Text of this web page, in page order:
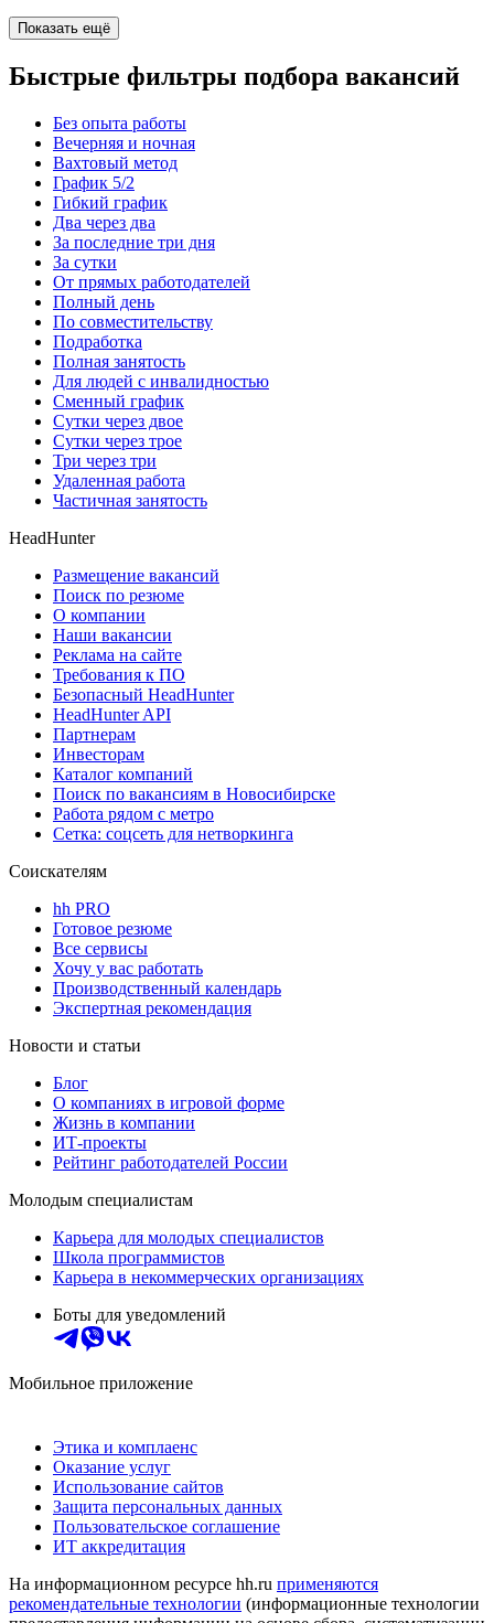
Показать ещё
Быстрые фильтры подбора вакансий
Без опыта работы
Вечерняя и ночная
Вахтовый метод
График 5/2
Гибкий график
Два через два
За последние три дня
За сутки
От прямых работодателей
Полный день
По совместительству
Подработка
Полная занятость
Для людей с инвалидностью
Сменный график
Сутки через двое
Сутки через трое
Три через три
Удаленная работа
Частичная занятость
HeadHunter
Размещение вакансий
Поиск по резюме
О компании
Наши вакансии
Реклама на сайте
Требования к ПО
Безопасный HeadHunter
HeadHunter API
Партнерам
Инвесторам
Каталог компаний
Поиск по вакансиям в Новосибирске
Работа рядом с метро
Сетка: соцсеть для нетворкинга
Соискателям
hh PRO
Готовое резюме
Все сервисы
Хочу у вас работать
Производственный календарь
Экспертная рекомендация
Новости и статьи
Блог
О компаниях в игровой форме
Жизнь в компании
ИТ-проекты
Рейтинг работодателей России
Молодым специалистам
Карьера для молодых специалистов
Школа программистов
Карьера в некоммерческих организациях
Боты для уведомлений
Мобильное приложение
Этика и комплаенс
Оказание услуг
Использование сайтов
Защита персональных данных
Пользовательское соглашение
ИТ аккредитация
На информационном ресурсе hh.ru применяются
рекомендательные технологии (информационные технологии